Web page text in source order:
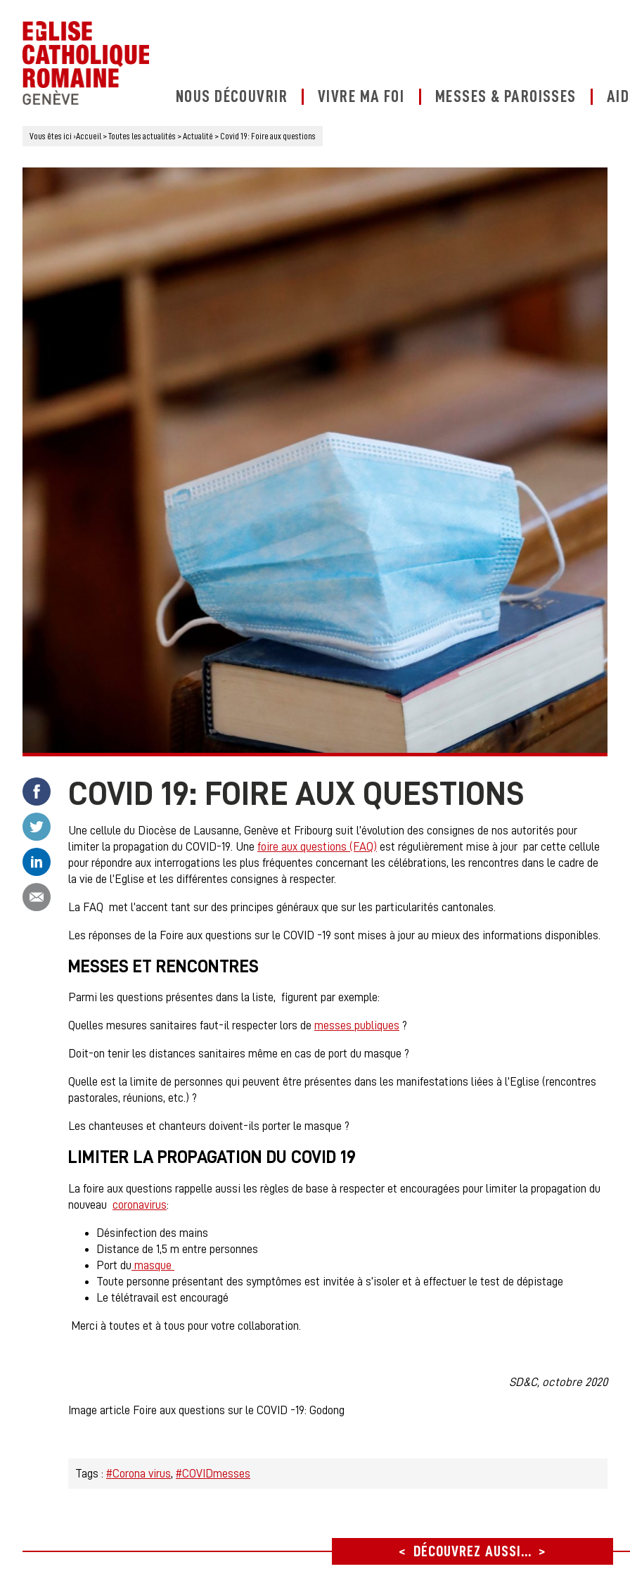
NOUS DÉCOUVRIR VIVRE MA FOI MESSES & PAROISSES
Vous êtes ici ›Accueil >Toutes les actualités >Actualité > Covid 19: Foire aux questions
Partager ce contenu sur Facebook
Partager ce contenu sur Linkedin
COVID 19: FOIRE AUX QUESTIONS
Une cellule du Diocèse de Lausanne, Genève et Fribourg suit l’évolution des consignes de nos autorités pour
limiter la propagation du COVID-19. Une foire aux questions (FAQ) est régulièrement mise à jour par cette cellule
pour répondre aux interrogations les plus fréquentes concernant les célébrations, les rencontres dans le cadre de
la vie de l’Eglise et les différentes consignes à respecter.
La FAQ met l’accent tant sur des principes généraux que sur les particularités cantonales.
Les réponses de la Foire aux questions sur le COVID -19 sont mises à jour au mieux des informations disponibles.
MESSES ET RENCONTRES
Parmi les questions présentes dans la liste, figurent par exemple:
Quelles mesures sanitaires faut-il respecter lors de messes publiques ?
Doit-on tenir les distances sanitaires même en cas de port du masque ?
Quelle est la limite de personnes qui peuvent être présentes dans les manifestations liées à l’Eglise (rencontres
pastorales, réunions, etc.) ?
Les chanteuses et chanteurs doivent-ils porter le masque ?
LIMITER LA PROPAGATION DU COVID 19
La foire aux questions rappelle aussi les règles de base à respecter et encouragées pour limiter la propagation du
nouveau coronavirus:
Désinfection des mains
Distance de 1,5 m entre personnes
Port du masque
Toute personne présentant des symptômes est invitée à s’isoler et à effectuer le test de dépistage
Le télétravail est encouragé
Merci à toutes et à tous pour votre collaboration.
SD&C, octobre 2020
Image article Foire aux questions sur le COVID -19: Godong
Tags : #Corona virus #COVIDmesses
DÉCOUVREZ AUSSI...